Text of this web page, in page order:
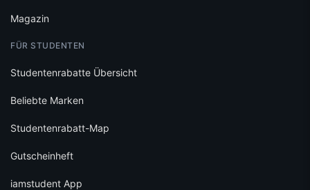
Magazin
FÜR STUDENTEN
Studentenrabatte Übersicht
Beliebte Marken
Studentenrabatt-Map
Gutscheinheft
iamstudent App